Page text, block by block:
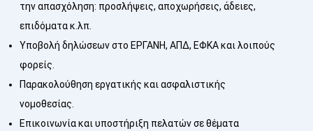
την απασχόληση: προσλήψεις, αποχωρήσεις, άδειες,
επιδόματα κ.λπ.
Υποβολή δηλώσεων στο ΕΡΓΑΝΗ, ΑΠΔ, ΕΦΚΑ και λοιπούς
φορείς.
Παρακολούθηση εργατικής και ασφαλιστικής
νομοθεσίας.
Επικοινωνία και υποστήριξη πελατών σε θέματα